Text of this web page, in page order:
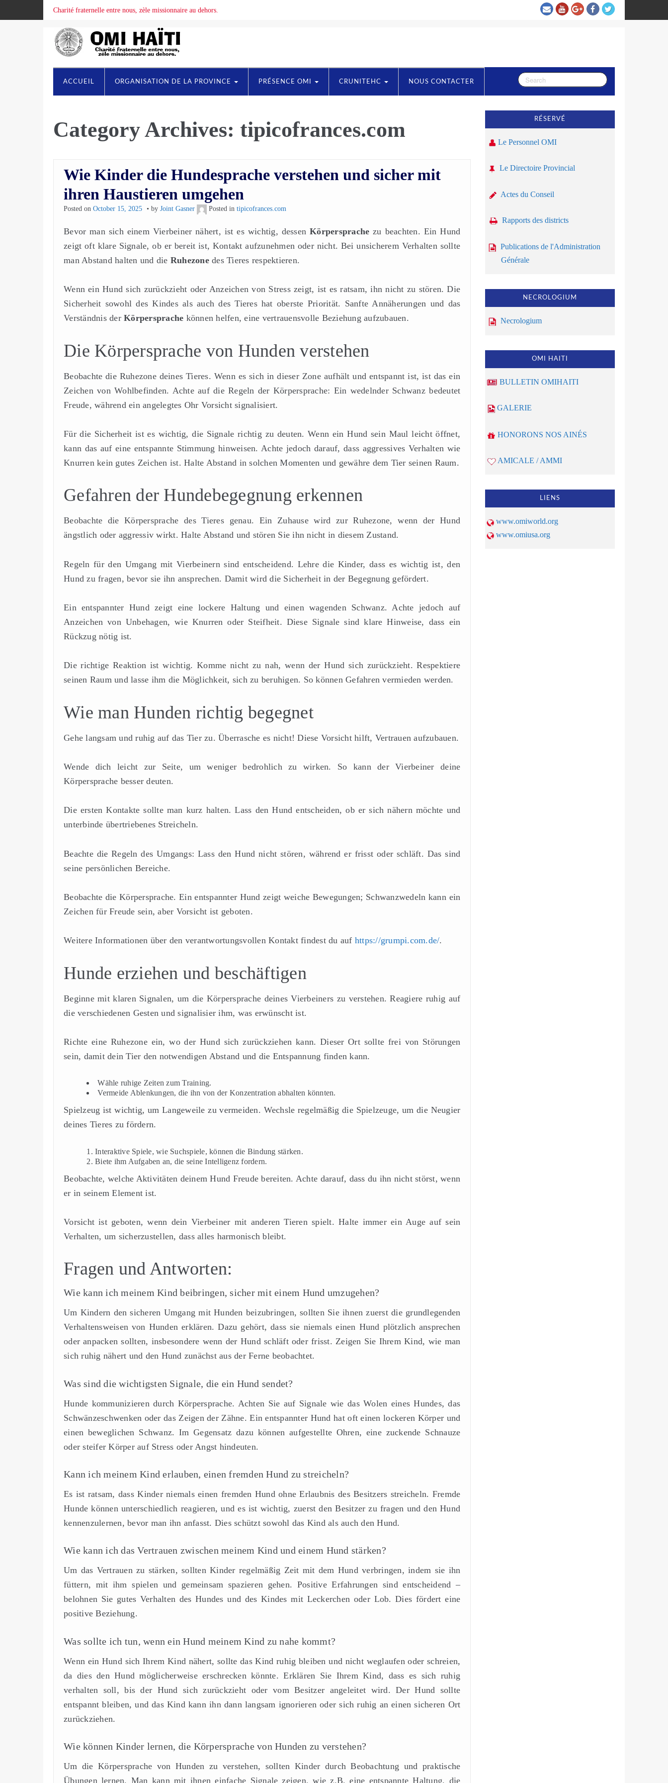
Charité fraternelle entre nous, zèle missionnaire au dehors.
ACCUEIL ORGANISATION DE LA PROVINCE PRÉSENCE OMI CRUNITEHC NOUS CONTACTER
Category Archives: tipicofrances.com
Wie Kinder die Hundesprache verstehen und sicher mit
ihren Haustieren umgehen
Posted on October 15, 2025 by Joint Gasner Posted in tipicofrances.com
Bevor man sich einem Vierbeiner nähert, ist es wichtig, dessen Körpersprache zu beachten. Ein Hund
zeigt oft klare Signale, ob er bereit ist, Kontakt aufzunehmen oder nicht. Bei unsicherem Verhalten sollte
man Abstand halten und die Ruhezonedes Tieres respektieren.
Wenn ein Hund sich zurückzieht oder Anzeichen von Stress zeigt, ist es ratsam, ihn nicht zu stören. Die
Sicherheit sowohl des Kindes als auch des Tieres hat oberste Priorität. Sanfte Annäherungen und das
Verständnis der Körpersprache können helfen, eine vertrauensvolle Beziehung aufzubauen.
Die Körpersprache von Hunden verstehen
Beobachte die Ruhezone deines Tieres. Wenn es sich in dieser Zone aufhält und entspannt ist, ist das ein
Zeichen von Wohlbefinden. Achte auf die Regeln der Körpersprache: Ein wedelnder Schwanz bedeutet
Freude, während ein angelegtes Ohr Vorsicht signalisiert.
Für die Sicherheit ist es wichtig, die Signale richtig zu deuten. Wenn ein Hund sein Maul leicht öffnet,
kann das auf eine entspannte Stimmung hinweisen. Achte jedoch darauf, dass aggressives Verhalten wie
Knurren kein gutes Zeichen ist. Halte Abstand in solchen Momenten und gewähre dem Tier seinen Raum.
Gefahren der Hundebegegnung erkennen
Beobachte die Körpersprache des Tieres genau. Ein Zuhause wird zur Ruhezone, wenn der Hund
ängstlich oder aggressiv wirkt. Halte Abstand und stören Sie ihn nicht in diesem Zustand.
Regeln für den Umgang mit Vierbeinern sind entscheidend. Lehre die Kinder, dass es wichtig ist, den
Hund zu fragen, bevor sie ihn ansprechen. Damit wird die Sicherheit in der Begegnung gefördert.
Ein entspannter Hund zeigt eine lockere Haltung und einen wagenden Schwanz. Achte jedoch auf
Anzeichen von Unbehagen, wie Knurren oder Steifheit. Diese Signale sind klare Hinweise, dass ein
Rückzug nötig ist.
Die richtige Reaktion ist wichtig. Komme nicht zu nah, wenn der Hund sich zurückzieht. Respektiere
seinen Raum und lasse ihm die Möglichkeit, sich zu beruhigen. So können Gefahren vermieden werden.
Wie man Hunden richtig begegnet
Gehe langsam und ruhig auf das Tier zu. Überrasche es nicht! Diese Vorsicht hilft, Vertrauen aufzubauen.
Wende dich leicht zur Seite, um weniger bedrohlich zu wirken. So kann der Vierbeiner deine
Körpersprache besser deuten.
Die ersten Kontakte sollte man kurz halten. Lass den Hund entscheiden, ob er sich nähern möchte und
unterbinde übertriebenes Streicheln.
Beachte die Regeln des Umgangs: Lass den Hund nicht stören, während er frisst oder schläft. Das sind
seine persönlichen Bereiche.
Beobachte die Körpersprache. Ein entspannter Hund zeigt weiche Bewegungen; Schwanzwedeln kann ein
Zeichen für Freude sein, aber Vorsicht ist geboten.
Weitere Informationen über den verantwortungsvollen Kontakt findest du auf https://grumpi.com.de/.
Hunde erziehen und beschäftigen
Beginne mit klaren Signalen, um die Körpersprache deines Vierbeiners zu verstehen. Reagiere ruhig auf
die verschiedenen Gesten und signalisier ihm, was erwünscht ist.
Richte eine Ruhezone ein, wo der Hund sich zurückziehen kann. Dieser Ort sollte frei von Störungen
sein, damit dein Tier den notwendigen Abstand und die Entspannung finden kann.
Wähle ruhige Zeiten zum Training.
Vermeide Ablenkungen, die ihn von der Konzentration abhalten könnten.
Spielzeug ist wichtig, um Langeweile zu vermeiden. Wechsle regelmäßig die Spielzeuge, um die Neugier
deines Tieres zu fördern.
Interaktive Spiele, wie Suchspiele, können die Bindung stärken.
Biete ihm Aufgaben an, die seine Intelligenz fordern.
Beobachte, welche Aktivitäten deinem Hund Freude bereiten. Achte darauf, dass du ihn nicht störst, wenn
er in seinem Element ist.
Vorsicht ist geboten, wenn dein Vierbeiner mit anderen Tieren spielt. Halte immer ein Auge auf sein
Verhalten, um sicherzustellen, dass alles harmonisch bleibt.
Fragen und Antworten:
Wie kann ich meinem Kind beibringen, sicher mit einem Hund umzugehen?
Um Kindern den sicheren Umgang mit Hunden beizubringen, sollten Sie ihnen zuerst die grundlegenden
Verhaltensweisen von Hunden erklären. Dazu gehört, dass sie niemals einen Hund plötzlich ansprechen
oder anpacken sollten, insbesondere wenn der Hund schläft oder frisst. Zeigen Sie Ihrem Kind, wie man
sich ruhig nähert und den Hund zunächst aus der Ferne beobachtet.
Was sind die wichtigsten Signale, die ein Hund sendet?
Hunde kommunizieren durch Körpersprache. Achten Sie auf Signale wie das Wolen eines Hundes, das
Schwänzeschwenken oder das Zeigen der Zähne. Ein entspannter Hund hat oft einen lockeren Körper und
einen beweglichen Schwanz. Im Gegensatz dazu können aufgestellte Ohren, eine zuckende Schnauze
oder steifer Körper auf Stress oder Angst hindeuten.
Kann ich meinem Kind erlauben, einen fremden Hund zu streicheln?
Es ist ratsam, dass Kinder niemals einen fremden Hund ohne Erlaubnis des Besitzers streicheln. Fremde
Hunde können unterschiedlich reagieren, und es ist wichtig, zuerst den Besitzer zu fragen und den Hund
kennenzulernen, bevor man ihn anfasst. Dies schützt sowohl das Kind als auch den Hund.
Wie kann ich das Vertrauen zwischen meinem Kind und einem Hund stärken?
Um das Vertrauen zu stärken, sollten Kinder regelmäßig Zeit mit dem Hund verbringen, indem sie ihn
füttern, mit ihm spielen und gemeinsam spazieren gehen. Positive Erfahrungen sind entscheidend –
belohnen Sie gutes Verhalten des Hundes und des Kindes mit Leckerchen oder Lob. Dies fördert eine
positive Beziehung.
Was sollte ich tun, wenn ein Hund meinem Kind zu nahe kommt?
Wenn ein Hund sich Ihrem Kind nähert, sollte das Kind ruhig bleiben und nicht weglaufen oder schreien,
da dies den Hund möglicherweise erschrecken könnte. Erklären Sie Ihrem Kind, dass es sich ruhig
verhalten soll, bis der Hund sich zurückzieht oder vom Besitzer angeleitet wird. Der Hund sollte
entspannt bleiben, und das Kind kann ihn dann langsam ignorieren oder sich ruhig an einen sicheren Ort
zurückziehen.
Wie können Kinder lernen, die Körpersprache von Hunden zu verstehen?
Um die Körpersprache von Hunden zu verstehen, sollten Kinder durch Beobachtung und praktische
Übungen lernen. Man kann mit ihnen einfache Signale zeigen, wie z.B. eine entspannte Haltung, die
RÉSERVÉ
Le Personnel OMI
Le Directoire Provincial
Actes du Conseil
Rapports des districts
Publications de l'Administration
Générale
NECROLOGIUM
Necrologium
OMI HAITI
BULLETIN OMIHAITI
GALERIE
HONORONS NOS AINÉS
AMICALE / AMMI
LIENS
www.omiworld.org
www.omiusa.org